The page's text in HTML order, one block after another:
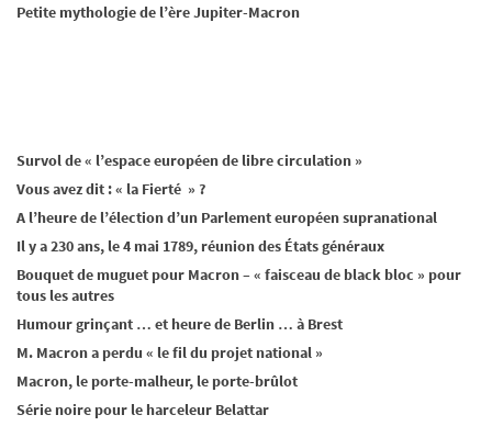
Petite mythologie de l’ère Jupiter-Macron
Survol de « l’espace européen de libre circulation »
Vous avez dit : « la Fierté » ?
A l’heure de l’élection d’un Parlement européen supranational
Il y a 230 ans, le 4 mai 1789, réunion des États généraux
Bouquet de muguet pour Macron – « faisceau de black bloc » pour
tous les autres
Humour grinçant … et heure de Berlin … à Brest
M. Macron a perdu « le fil du projet national »
Macron, le porte-malheur, le porte-brûlot
Série noire pour le harceleur Belattar